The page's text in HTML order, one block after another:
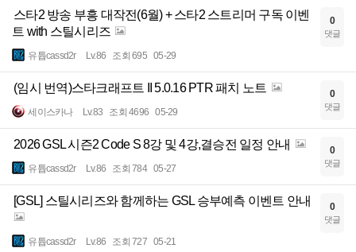
스타2 방송 부흥 대작전(6월) + 스타2 스트리머 구독 이벤
트 with 스틸시리즈
유튭cassd2r Lv.86 조회 695 05-29
0
댓글
(임시 번역)스타크래프트 II 5.0.16 PTR 패치 노트
세이스카나 Lv.83 조회 4696 05-29
0
댓글
2026 GSL 시즌2 Code S 8강 및 4강,결승전 일정 안내
유튭cassd2r Lv.86 조회 784 05-27
0
댓글
[GSL] 스틸시리즈와 함께하는 GSL 승부예측 이벤트 안내
유튭cassd2r Lv.86 조회 727 05-21
0
댓글